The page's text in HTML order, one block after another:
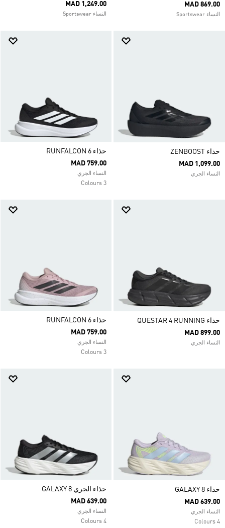
MAD 869.00
النساء Sportswear
MAD 1,249.00
النساء Sportswear
حذاء ZENBOOST
MAD 1,099.00
النساء الجري
حذاء RUNFALCON 6
MAD 759.00
النساء الجري
3 Colours
حذاء QUESTAR 4 RUNNING
MAD 899.00
النساء الجري
حذاء RUNFALCON 6
MAD 759.00
النساء الجري
3 Colours
حذاء GALAXY 8
MAD 639.00
النساء الجري
4 Colours
حذاء الجري GALAXY 8
MAD 639.00
النساء الجري
4 Colours